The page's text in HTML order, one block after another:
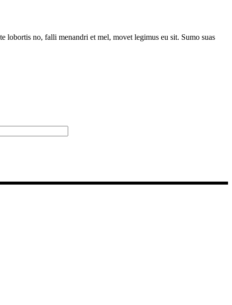
lobortis no, falli menandri et mel, movet legimus eu sit. Sumo suas